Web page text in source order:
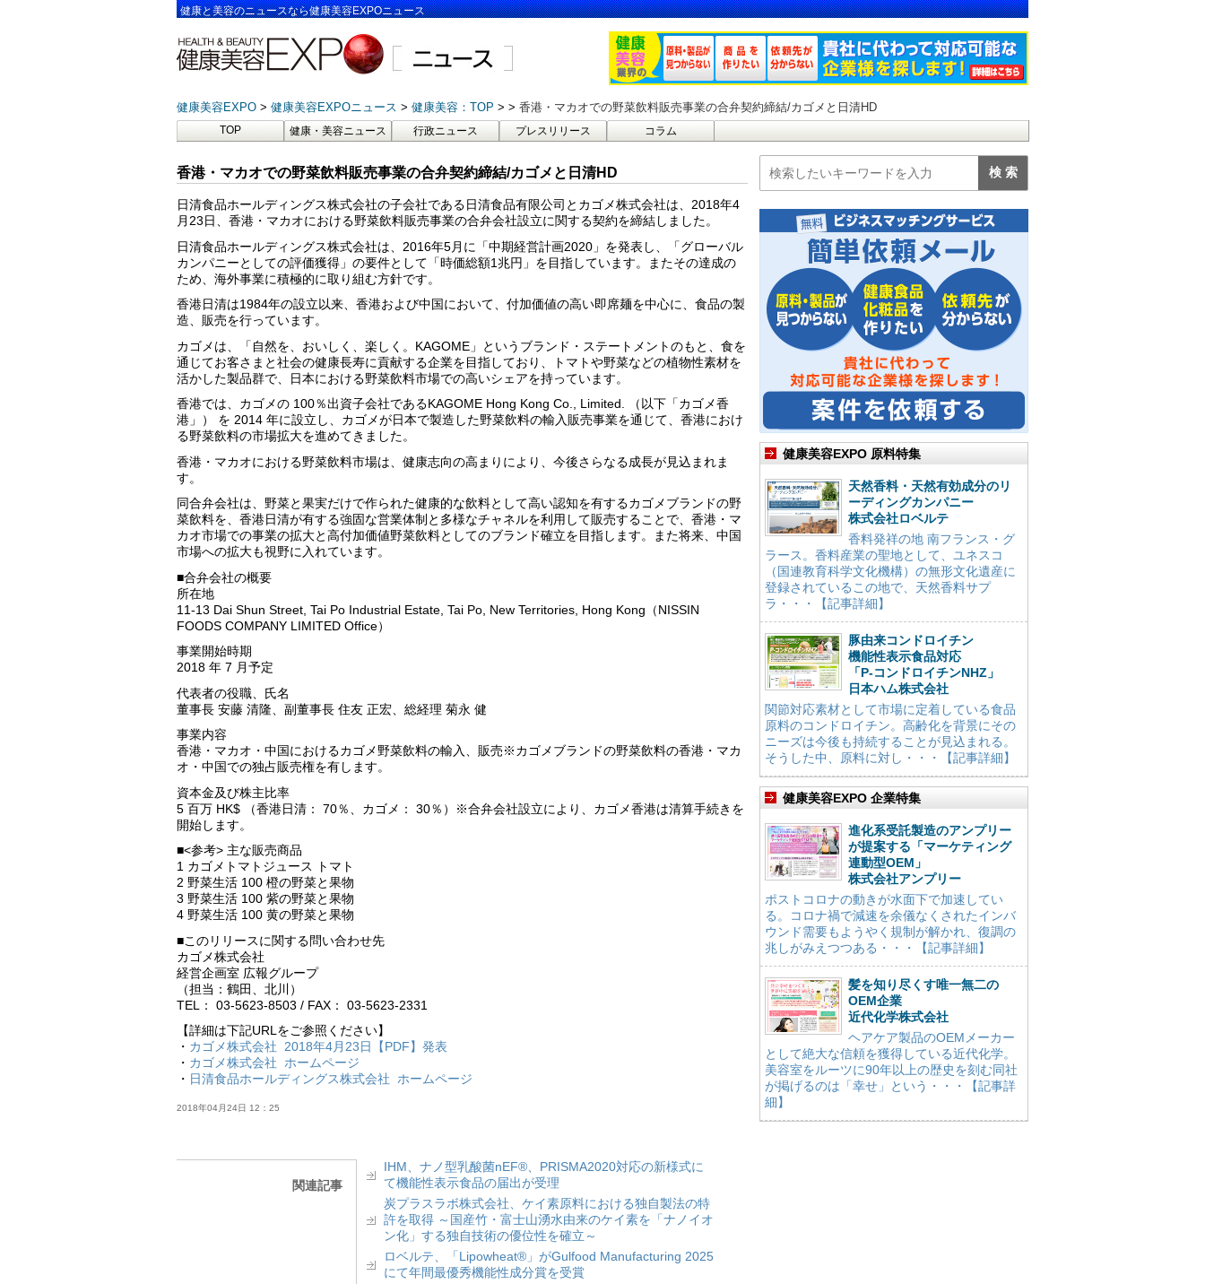
健康と美容のニュースなら健康美容EXPOニュース
健康美容EXPO 健康美容EXPOニュース 健康美容：TOP 香港・マカオでの野菜飲料販売事業の合弁契約締結/カゴメと日清HD
TOP 健康・美容ニュース 行政ニュース プレスリリース コラム
香港・マカオでの野菜飲料販売事業の合弁契約締結/カゴメと日清HD
日清食品ホールディングス株式会社の子会社である日清食品有限公司とカゴメ株式会社は、2018年4
月23日、香港・マカオにおける野菜飲料販売事業の合弁会社設立に関する契約を締結しました。
日清食品ホールディングス株式会社は、2016年5月に「中期経営計画2020」を発表し、「グローバル
カンパニーとしての評価獲得」の要件として「時価総額1兆円」を目指しています。またその達成の
ため、海外事業に積極的に取り組む方針です。
香港日清は1984年の設立以来、香港および中国において、付加価値の高い即席麺を中心に、食品の製
造、販売を行っています。
カゴメは、「自然を、おいしく、楽しく。KAGOME」というブランド・ステートメントのもと、食を
通じてお客さまと社会の健康長寿に貢献する企業を目指しており、トマトや野菜などの植物性素材を
活かした製品群で、日本における野菜飲料市場での高いシェアを持っています。
香港では、カゴメの 100％出資子会社であるKAGOME Hong Kong Co., Limited. （以下「カゴメ香
港」） を 2014 年に設立し、カゴメが日本で製造した野菜飲料の輸入販売事業を通じて、香港におけ
る野菜飲料の市場拡大を進めてきました。
香港・マカオにおける野菜飲料市場は、健康志向の高まりにより、今後さらなる成長が見込まれま
す。
同合弁会社は、野菜と果実だけで作られた健康的な飲料として高い認知を有するカゴメブランドの野
菜飲料を、香港日清が有する強固な営業体制と多様なチャネルを利用して販売することで、香港・マ
カオ市場での事業の拡大と高付加価値野菜飲料としてのブランド確立を目指します。また将来、中国
市場への拡大も視野に入れています。
■合弁会社の概要
所在地
11-13 Dai Shun Street, Tai Po Industrial Estate, Tai Po, New Territories, Hong Kong（NISSIN
FOODS COMPANY LIMITED Office）
事業開始時期
2018 年 7 月予定
代表者の役職、氏名
董事長 安藤 清隆、副董事長 住友 正宏、総経理 菊永 健
事業内容
香港・マカオ・中国におけるカゴメ野菜飲料の輸入、販売※カゴメブランドの野菜飲料の香港・マカ
オ・中国での独占販売権を有します。
資本金及び株主比率
5 百万 HK$ （香港日清： 70％、カゴメ： 30％）※合弁会社設立により、カゴメ香港は清算手続きを
開始します。
■<参考> 主な販売商品
1 カゴメトマトジュース トマト
2 野菜生活 100 橙の野菜と果物
3 野菜生活 100 紫の野菜と果物
4 野菜生活 100 黄の野菜と果物
■このリリースに関する問い合わせ先
カゴメ株式会社
経営企画室 広報グループ
（担当：鶴田、北川）
TEL： 03-5623-8503 / FAX： 03-5623-2331
【詳細は下記URLをご参照ください】
・ カゴメ株式会社 2018年4月23日【PDF】発表
・ カゴメ株式会社 ホームページ
・ 日清食品ホールディングス株式会社 ホームページ
2018年04月24日 12：25
関連記事
IHM、ナノ型乳酸菌nEF®、PRISMA2020対応の新様式に
て機能性表示食品の届出が受理
炭プラスラボ株式会社、ケイ素原料における独自製法の特
許を取得 ～国産竹・富士山湧水由来のケイ素を「ナノイオ
ン化」する独自技術の優位性を確立～
ロベルテ、「Lipowheat®」がGulfood Manufacturing 2025
にて年間最優秀機能性成分賞を受賞
健康美容EXPO 原料特集
天然香料・天然有効成分のリ
ーディングカンパニー
株式会社ロベルテ
香料発祥の地 南フランス・グ
ラース。香料産業の聖地として、ユネスコ
（国連教育科学文化機構）の無形文化遺産に
登録されているこの地で、天然香料サプ
ラ・・・【記事詳細】
豚由来コンドロイチン
機能性表示食品対応
「P-コンドロイチンNHZ」
日本ハム株式会社
関節対応素材として市場に定着している食品
原料のコンドロイチン。高齢化を背景にその
ニーズは今後も持続することが見込まれる。
そうした中、原料に対し・・・【記事詳細】
健康美容EXPO 企業特集
進化系受託製造のアンプリー
が提案する「マーケティング
連動型OEM」
株式会社アンプリー
ポストコロナの動きが水面下で加速してい
る。コロナ禍で減速を余儀なくされたインバ
ウンド需要もようやく規制が解かれ、復調の
兆しがみえつつある・・・【記事詳細】
髪を知り尽くす唯一無二の
OEM企業
近代化学株式会社
ヘアケア製品のOEMメーカー
として絶大な信頼を獲得している近代化学。
美容室をルーツに90年以上の歴史を刻む同社
が掲げるのは「幸せ」という・・・【記事詳
細】